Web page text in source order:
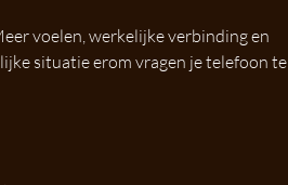
voelen, werkelijke verbinding en
situatie erom vragen je telefoon te